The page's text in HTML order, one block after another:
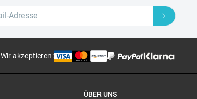
Wir akzeptieren:
ÜBER UNS